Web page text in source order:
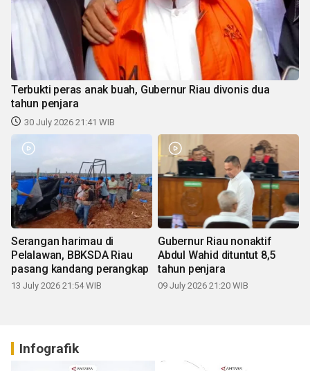
Terbukti peras anak buah, Gubernur Riau divonis dua
tahun penjara
30 July 2026 21:41 WIB
Serangan harimau di
Pelalawan, BBKSDA Riau
pasang kandang perangkap
13 July 2026 21:54 WIB
Gubernur Riau nonaktif
Abdul Wahid dituntut 8,5
tahun penjara
09 July 2026 21:20 WIB
Infografik